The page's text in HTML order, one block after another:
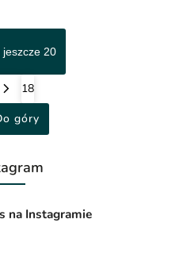
jeszcze 20
18
góry
na Instagramie